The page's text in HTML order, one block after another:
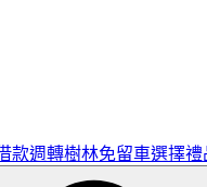
款週轉樹林免留車選擇禮